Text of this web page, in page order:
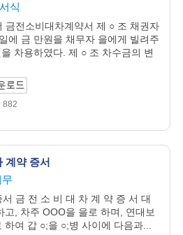
식
금전소비대차계약서 제 ○ 조 채권자
에 금 만원을 채무자 을에게 빌려주
차용하였다. 제 ○ 조 차수금의 변
882
계약 증서
금 전 소 비 대 차 계 약 증 서 대
고, 차주 OOO을 을로 하며, 연대보
여 갑 ○;을 ○;병 사이에 다음과...